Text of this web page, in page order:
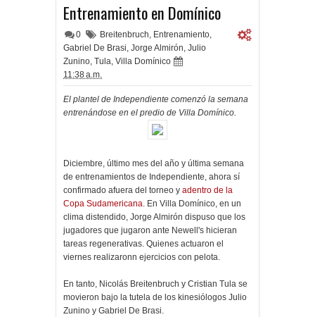
Entrenamiento en Domínico
0 Breitenbruch, Entrenamiento,
Gabriel De Brasi, Jorge Almirón, Julio
Zunino, Tula, Villa Domínico
11:38 a.m.
El plantel de Independiente comenzó la semana
entrenándose en el predio de Villa Domínico.
Diciembre, último mes del año y última semana
de entrenamientos de Independiente, ahora sí
confirmado afuera del torneo y adentro de la
Copa Sudamericana. En Villa Domínico, en un
clima distendido, Jorge Almirón dispuso que los
jugadores que jugaron ante Newell's hicieran
tareas regenerativas. Quienes actuaron el
viernes realizaronn ejercicios con pelota.
En tanto, Nicolás Breitenbruch y Cristian Tula se
movieron bajo la tutela de los kinesiólogos Julio
Zunino y Gabriel De Brasi.